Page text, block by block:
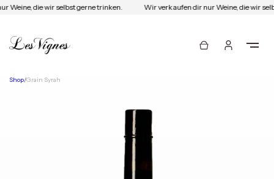
Weine, die wir selbst gerne trinken. Wir verkaufen dir nur Weine, die wir
Shop/Grain Syrah